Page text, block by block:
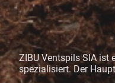
ZIBU Ventspils SIA ist
spezialisiert. Der